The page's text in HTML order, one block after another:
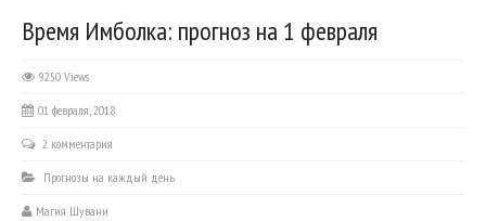
Время Имболка: прогноз на 1 февраля
9250 Views
01 февраля, 2018
2 комментария
Прогнозы на каждый день
Магия Шувани